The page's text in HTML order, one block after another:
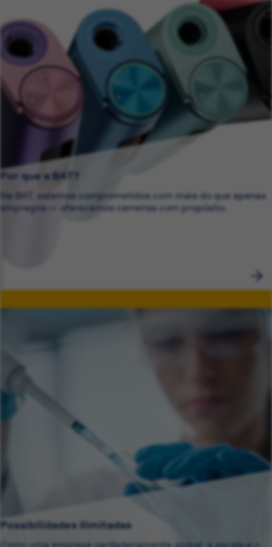
Por que a BAT?
Na BAT, estamos comprometidos com mais do que apenas
empregos — oferecemos carreiras com propósito.
Possibilidades Ilimitadas